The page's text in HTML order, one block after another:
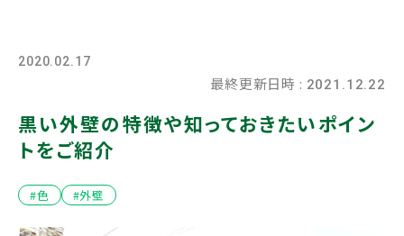
2020.02.17
最終更新日時 : 2021.12.22
黒い外壁の特徴や知っておきたいポイン
トをご紹介
#色 #外壁